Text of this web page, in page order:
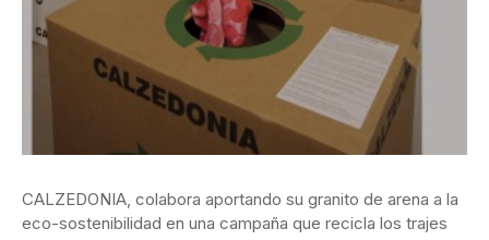
CALZEDONIA, colabora aportando su granito de arena a la
eco-sostenibilidad en una campaña que recicla los trajes